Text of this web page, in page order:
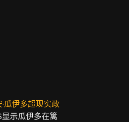
·瓜伊多超现实政
示瓜伊多在篱